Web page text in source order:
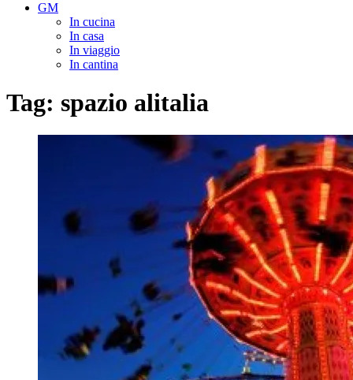
GM
In cucina
In casa
In viaggio
In cantina
Tag: spazio alitalia